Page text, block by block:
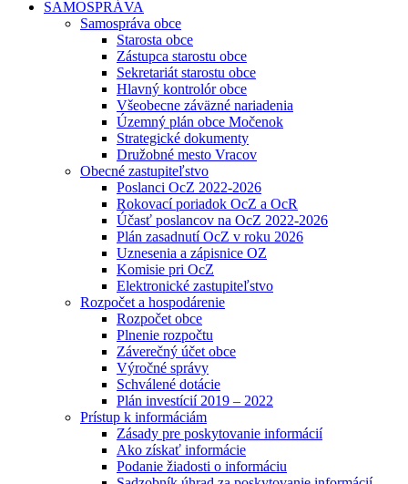
SAMOSPRÁVA
Samospráva obce
Starosta obce
Zástupca starostu obce
Sekretariát starostu obce
Hlavný kontrolór obce
Všeobecne záväzné nariadenia
Územný plán obce Močenok
Strategické dokumenty
Družobné mesto Vracov
Obecné zastupiteľstvo
Poslanci OcZ 2022-2026
Rokovací poriadok OcZ a OcR
Účasť poslancov na OcZ 2022-2026
Plán zasadnutí OcZ v roku 2026
Uznesenia a zápisnice OZ
Komisie pri OcZ
Elektronické zastupiteľstvo
Rozpočet a hospodárenie
Rozpočet obce
Plnenie rozpočtu
Záverečný účet obce
Výročné správy
Schválené dotácie
Plán investícií 2019 – 2022
Prístup k informáciám
Zásady pre poskytovanie informácií
Ako získať informácie
Podanie žiadosti o informáciu